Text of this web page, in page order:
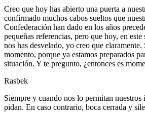
Creo que hoy has abierto una puerta a
confirmado muchos cabos sueltos que
Confederación han dado en los años
pequeñas referencias, pero que hoy, en
nos has desvelado, yo creo que claramente.
momento, porque ya estamos preparados
situación. Y te pregunto, ¿entonces es
Rasbek
Siempre y cuando nos lo permitan
pidan. En caso contrario, boca cerrada y